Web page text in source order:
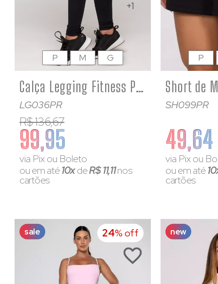
+1
Calça Legging Fitness Poliamida Básica Com Bolso
LG036PR
R$ 136,67
99,95
via Pix ou Boleto
ou em até10xdeR$ 11,11nos
cartões
P M G
SH099PR
49,64
via Pix ou
ou em até
cartões
P
sale 24% off new